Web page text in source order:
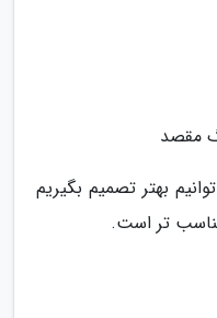
مقصد
بهتر تصمیم بگیریم
مناسب تر است.